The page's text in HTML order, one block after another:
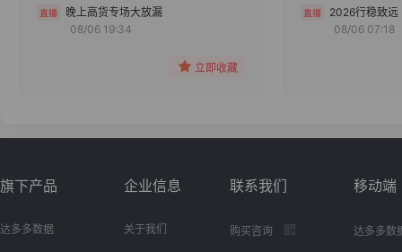
分组
晚上高货专场大放漏
08/06 19:34
立即收藏
2026行稳致远
08/06 07:18
旗下产品
达多多数据
企业信息
关于我们
联系我们
购买咨询
移动端
达多多数